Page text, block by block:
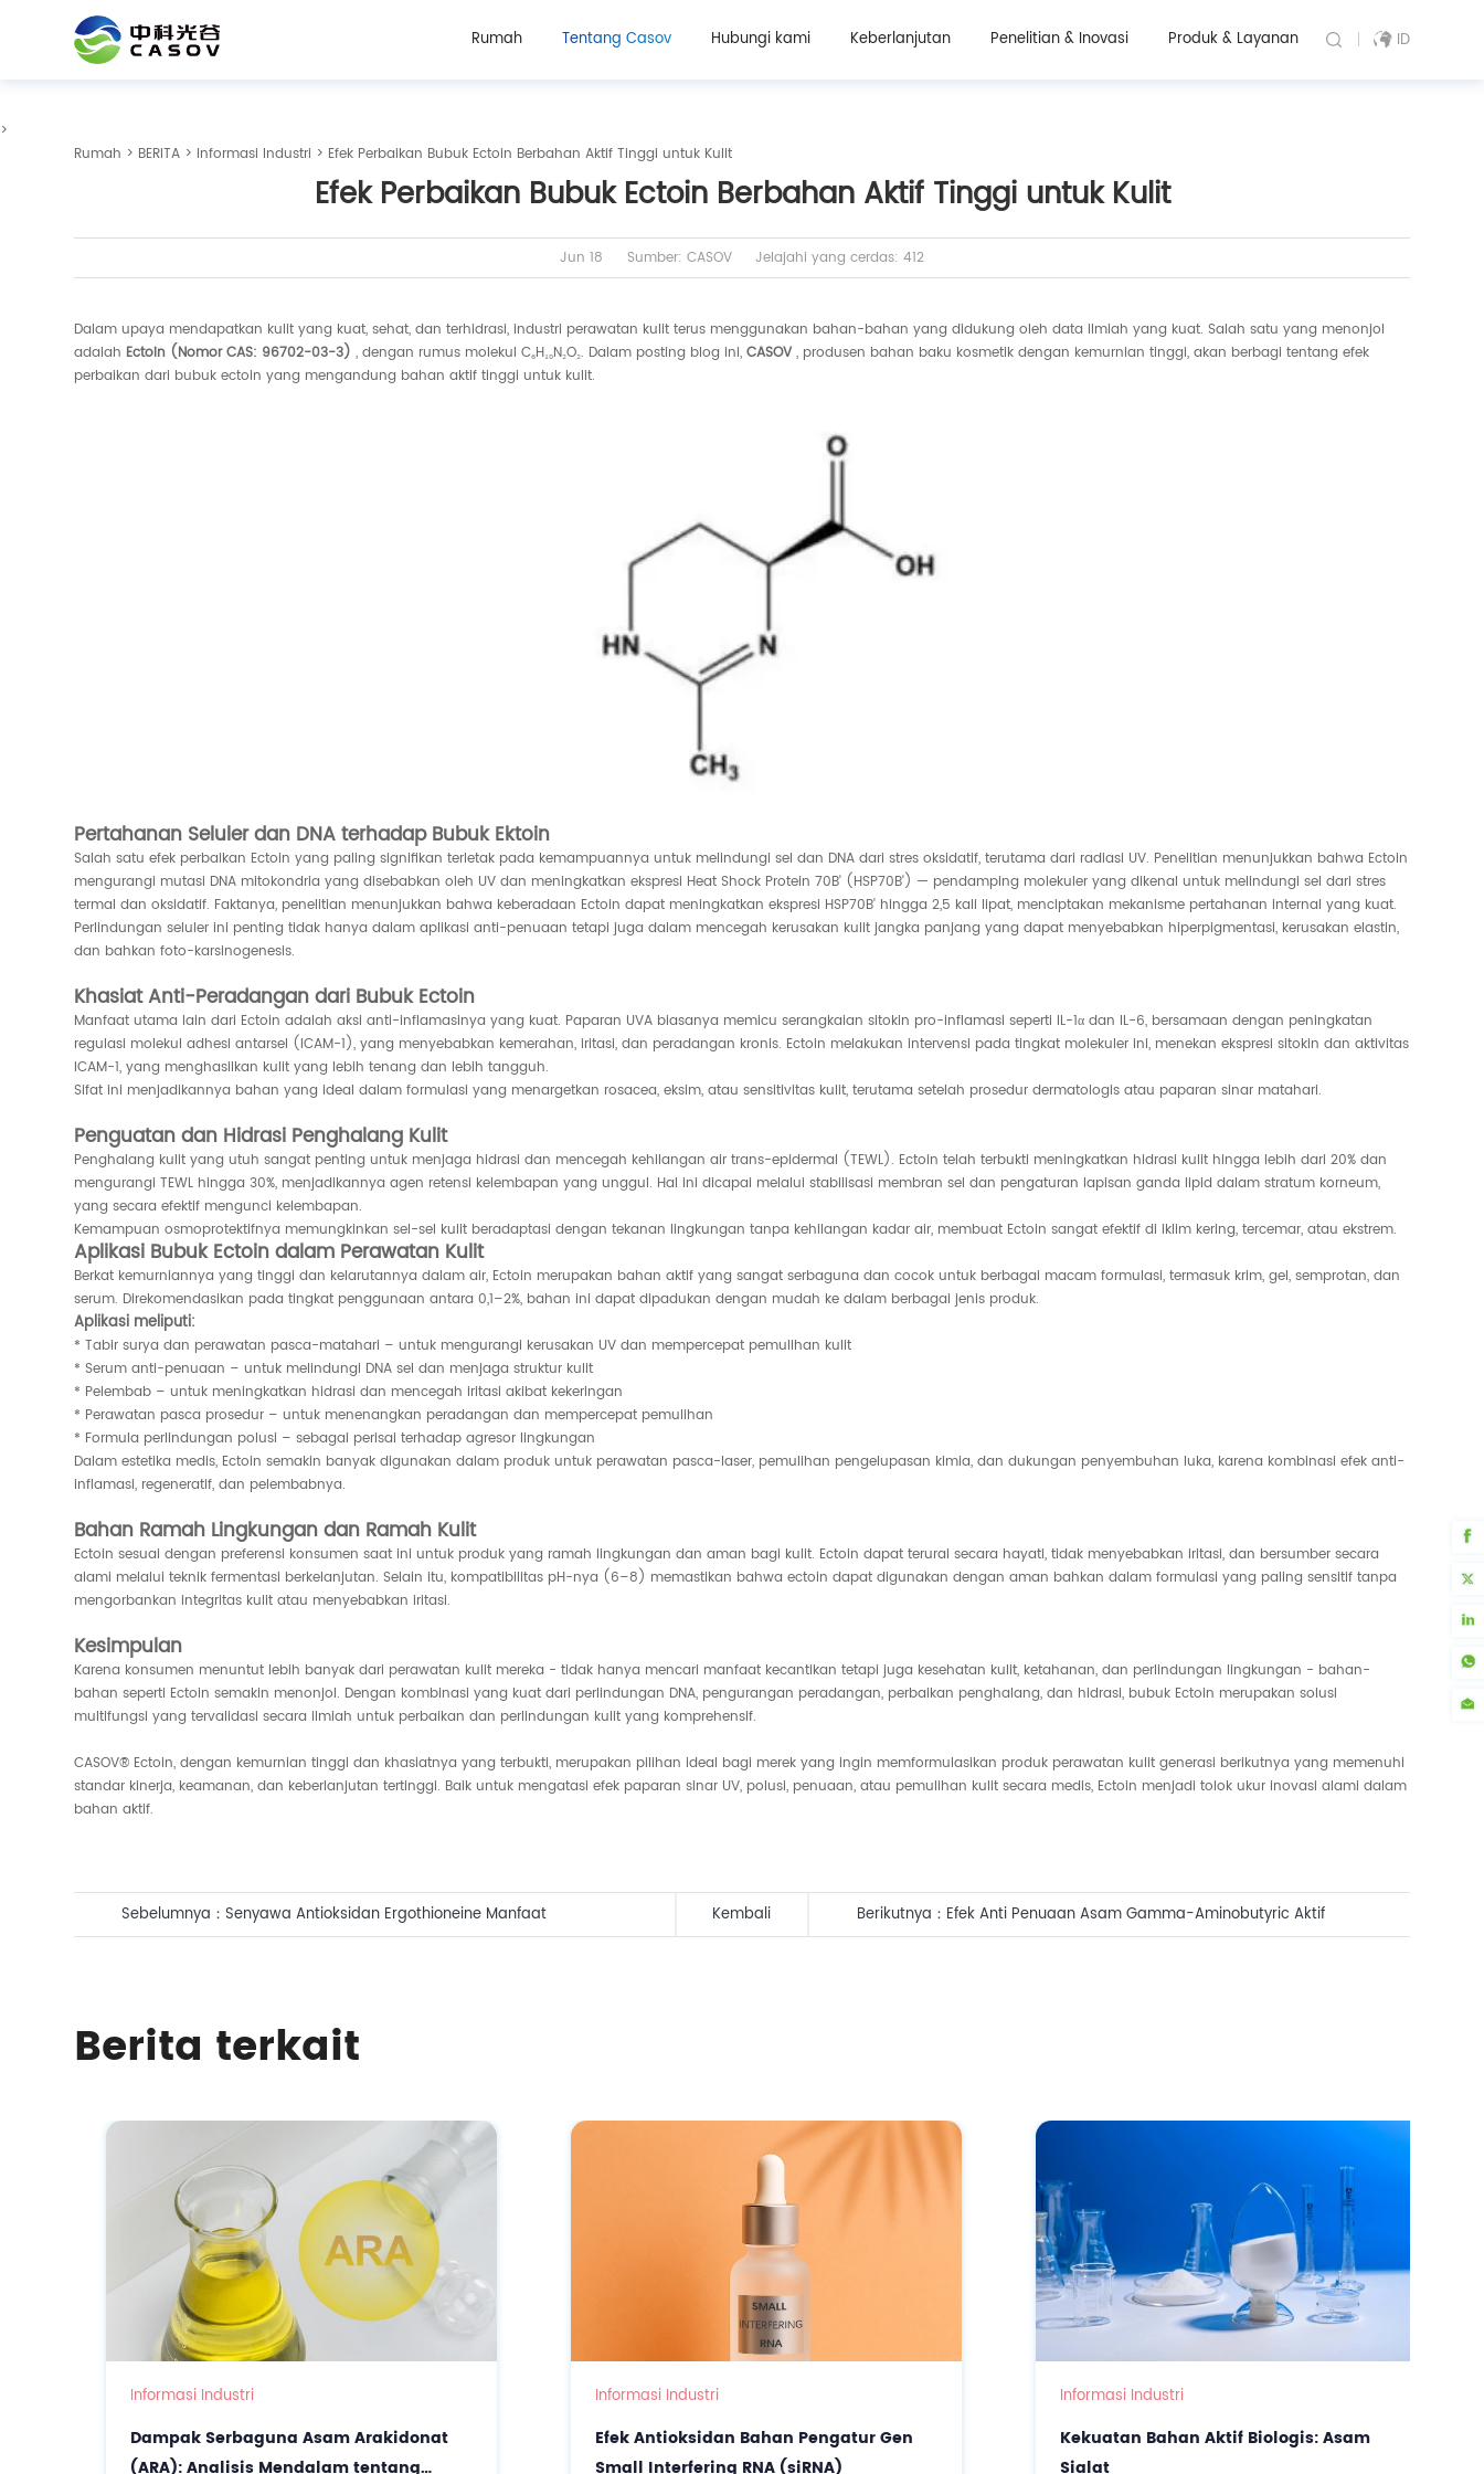
Rumah Tentang Casov Hubungi kami Keberlanjutan Penelitian & Inovasi Produk & Layanan ID
>
Rumah > BERITA > Informasi Industri > Efek Perbaikan Bubuk Ectoin Berbahan Aktif Tinggi untuk Kulit
Efek Perbaikan Bubuk Ectoin Berbahan Aktif Tinggi untuk Kulit
Jun 18 Sumber: CASOV Jelajahi yang cerdas: 412
Dalam upaya mendapatkan kulit yang kuat, sehat, dan terhidrasi, industri perawatan kulit terus menggunakan bahan-bahan yang didukung oleh data ilmiah yang kuat. Salah satu yang menonjol
adalah Ectoin (Nomor CAS: 96702-03-3) , dengan rumus molekul C₆H₁₀N₂O₂. Dalam posting blog ini,CASOV, produsen bahan baku kosmetik dengan kemurnian tinggi, akan berbagi tentang efek
perbaikan dari bubuk ectoin yang mengandung bahan aktif tinggi untuk kulit.
Pertahanan Seluler dan DNA terhadap Bubuk Ektoin
Salah satu efek perbaikan Ectoin yang paling signifikan terletak pada kemampuannya untuk melindungi sel dan DNA dari stres oksidatif, terutama dari radiasi UV. Penelitian menunjukkan bahwa Ectoin
mengurangi mutasi DNA mitokondria yang disebabkan oleh UV dan meningkatkan ekspresi Heat Shock Protein 70B' (HSP70B') — pendamping molekuler yang dikenal untuk melindungi sel dari stres
termal dan oksidatif. Faktanya, penelitian menunjukkan bahwa keberadaan Ectoin dapat meningkatkan ekspresi HSP70B' hingga 2,5 kali lipat, menciptakan mekanisme pertahanan internal yang kuat.
Perlindungan seluler ini penting tidak hanya dalam aplikasi anti-penuaan tetapi juga dalam mencegah kerusakan kulit jangka panjang yang dapat menyebabkan hiperpigmentasi, kerusakan elastin,
dan bahkan foto-karsinogenesis.
Khasiat Anti-Peradangan dari Bubuk Ectoin
Manfaat utama lain dari Ectoin adalah aksi anti-inflamasinya yang kuat. Paparan UVA biasanya memicu serangkaian sitokin pro-inflamasi seperti IL-1α dan IL-6, bersamaan dengan peningkatan
regulasi molekul adhesi antarsel (ICAM-1), yang menyebabkan kemerahan, iritasi, dan peradangan kronis. Ectoin melakukan intervensi pada tingkat molekuler ini, menekan ekspresi sitokin dan aktivitas
ICAM-1, yang menghasilkan kulit yang lebih tenang dan lebih tangguh.
Sifat ini menjadikannya bahan yang ideal dalam formulasi yang menargetkan rosacea, eksim, atau sensitivitas kulit, terutama setelah prosedur dermatologis atau paparan sinar matahari.
Penguatan dan Hidrasi Penghalang Kulit
Penghalang kulit yang utuh sangat penting untuk menjaga hidrasi dan mencegah kehilangan air trans-epidermal (TEWL). Ectoin telah terbukti meningkatkan hidrasi kulit hingga lebih dari 20% dan
mengurangi TEWL hingga 30%, menjadikannya agen retensi kelembapan yang unggul. Hal ini dicapai melalui stabilisasi membran sel dan pengaturan lapisan ganda lipid dalam stratum korneum,
yang secara efektif mengunci kelembapan.
Kemampuan osmoprotektifnya memungkinkan sel-sel kulit beradaptasi dengan tekanan lingkungan tanpa kehilangan kadar air, membuat Ectoin sangat efektif di iklim kering, tercemar, atau ekstrem.
Aplikasi Bubuk Ectoin dalam Perawatan Kulit
Berkat kemurniannya yang tinggi dan kelarutannya dalam air, Ectoin merupakan bahan aktif yang sangat serbaguna dan cocok untuk berbagai macam formulasi, termasuk krim, gel, semprotan, dan
serum. Direkomendasikan pada tingkat penggunaan antara 0,1–2%, bahan ini dapat dipadukan dengan mudah ke dalam berbagai jenis produk.
Aplikasi meliputi:
* Tabir surya dan perawatan pasca-matahari – untuk mengurangi kerusakan UV dan mempercepat pemulihan kulit
* Serum anti-penuaan – untuk melindungi DNA sel dan menjaga struktur kulit
* Pelembab – untuk meningkatkan hidrasi dan mencegah iritasi akibat kekeringan
* Perawatan pasca prosedur – untuk menenangkan peradangan dan mempercepat pemulihan
* Formula perlindungan polusi – sebagai perisai terhadap agresor lingkungan
Dalam estetika medis, Ectoin semakin banyak digunakan dalam produk untuk perawatan pasca-laser, pemulihan pengelupasan kimia, dan dukungan penyembuhan luka, karena kombinasi efek anti-
inflamasi, regeneratif, dan pelembabnya.
Bahan Ramah Lingkungan dan Ramah Kulit
Ectoin sesuai dengan preferensi konsumen saat ini untuk produk yang ramah lingkungan dan aman bagi kulit. Ectoin dapat terurai secara hayati, tidak menyebabkan iritasi, dan bersumber secara
alami melalui teknik fermentasi berkelanjutan. Selain itu, kompatibilitas pH-nya (6–8) memastikan bahwa ectoin dapat digunakan dengan aman bahkan dalam formulasi yang paling sensitif tanpa
mengorbankan integritas kulit atau menyebabkan iritasi.
Kesimpulan
Karena konsumen menuntut lebih banyak dari perawatan kulit mereka - tidak hanya mencari manfaat kecantikan tetapi juga kesehatan kulit, ketahanan, dan perlindungan lingkungan - bahan-
bahan seperti Ectoin semakin menonjol. Dengan kombinasi yang kuat dari perlindungan DNA, pengurangan peradangan, perbaikan penghalang, dan hidrasi, bubuk Ectoin merupakan solusi
multifungsi yang tervalidasi secara ilmiah untuk perbaikan dan perlindungan kulit yang komprehensif.
CASOV® Ectoin, dengan kemurnian tinggi dan khasiatnya yang terbukti, merupakan pilihan ideal bagi merek yang ingin memformulasikan produk perawatan kulit generasi berikutnya yang memenuhi
standar kinerja, keamanan, dan keberlanjutan tertinggi. Baik untuk mengatasi efek paparan sinar UV, polusi, penuaan, atau pemulihan kulit secara medis, Ectoin menjadi tolok ukur inovasi alami dalam
bahan aktif.
Sebelumnya：Senyawa Antioksidan Ergothioneine Manfaat
Berikutnya： Efek Anti Penuaan Asam Gamma-Aminobutyric Aktif
Kembali
Berita terkait
Informasi Industri
Dampak Serbaguna Asam Arakidonat
(ARA): Analisis Mendalam tentang
Informasi Industri
Efek Antioksidan Bahan Pengatur Gen
Small Interfering RNA (siRNA)
Informasi Industri
Kekuatan Bahan Aktif Biologis: Asam
Sialat